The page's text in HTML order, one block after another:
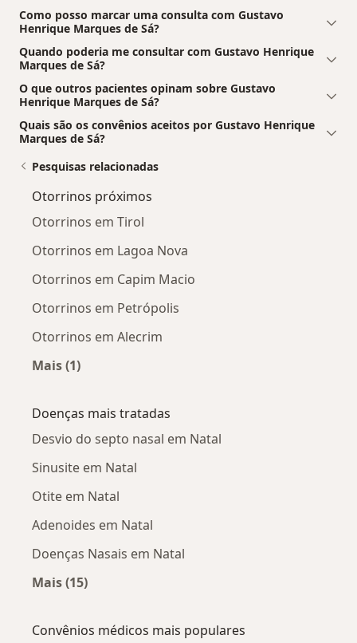
Como posso marcar uma consulta com Gustavo
Henrique Marques de Sá?
Quando poderia me consultar com Gustavo Henrique
Marques de Sá?
O que outros pacientes opinam sobre Gustavo
Henrique Marques de Sá?
Quais são os convênios aceitos por Gustavo Henrique
Marques de Sá?
Pesquisas relacionadas
Otorrinos próximos
Otorrinos em Tirol
Otorrinos em Lagoa Nova
Otorrinos em Capim Macio
Otorrinos em Petrópolis
Otorrinos em Alecrim
Mais (1)
Doenças mais tratadas
Desvio do septo nasal em Natal
Sinusite em Natal
Otite em Natal
Adenoides em Natal
Doenças Nasais em Natal
Mais (15)
Convênios médicos mais populares